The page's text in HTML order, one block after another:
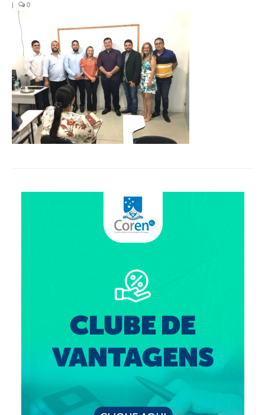
Conselheiros e Diretoria
Câmaras Técnicas
Carta de Serviços ao Cidadão
Governança
Transparência e Prestação de Contas
Eleições
Eleições 2023
Eleições Anteriores
Agenda do presidente
Fiscalização
Legislações
Decisões
| 0